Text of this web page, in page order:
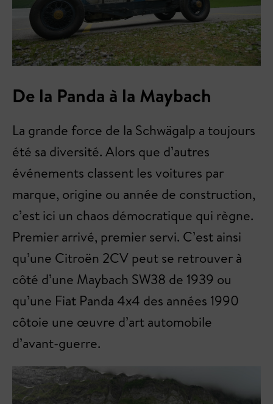
De la Panda à la Maybach
La grande force de la Schwägalp a toujours
été sa diversité. Alors que d’autres
événements classent les voitures par
marque, origine ou année de construction,
c’est ici un chaos démocratique qui règne.
Premier arrivé, premier servi. C’est ainsi
qu’une Citroën 2CV peut se retrouver à
côté d’une Maybach SW38 de 1939 ou
qu’une Fiat Panda 4x4 des années 1990
côtoie une œuvre d’art automobile
d’avant-guerre.